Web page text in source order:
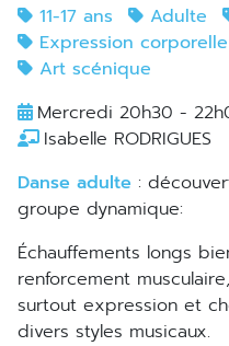
11-17 ans Adulte
Expression corporelle
Art scénique
Mercredi 20h30 -
Isabelle RODRIGUES
Danse adulte :
groupe dynamique:
échauffements longs bien décomposés, souplesse,
renforcement
surtout expression et
divers styles musicaux.